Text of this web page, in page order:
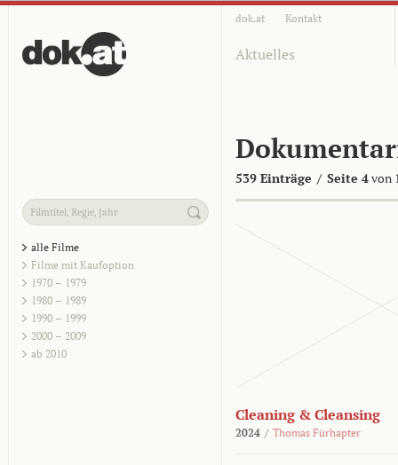
dok.at Kontakt
Aktuelles
539 Einträge / Seite 4von
alle Filme
Filme mit Kaufoption
1970 – 1979
1980 – 1989
1990 – 1999
2000 – 2009
ab 2010
Cleaning & Cleansing
2024 / Thomas Fürhapter